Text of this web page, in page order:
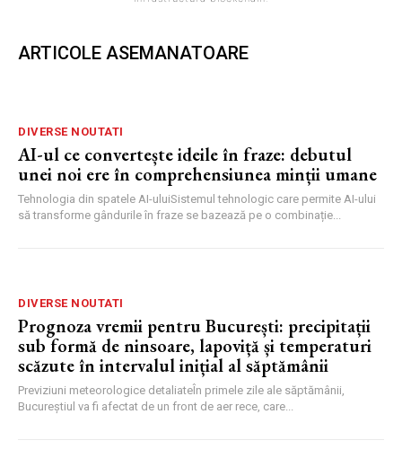
ARTICOLE ASEMANATOARE
DIVERSE NOUTATI
AI-ul ce convertește ideile în fraze: debutul
unei noi ere în comprehensiunea minții umane
Tehnologia din spatele AI-uluiSistemul tehnologic care permite AI-ului
să transforme gândurile în fraze se bazează pe o combinație...
DIVERSE NOUTATI
Prognoza vremii pentru București: precipitații
sub formă de ninsoare, lapoviță și temperaturi
scăzute în intervalul inițial al săptămânii
Previziuni meteorologice detaliateÎn primele zile ale săptămânii,
Bucureștiul va fi afectat de un front de aer rece, care...